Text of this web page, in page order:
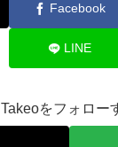
Facebook
LINE
Takeoをフォロー